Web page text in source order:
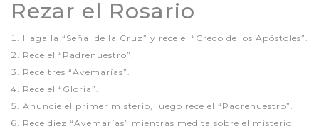
Rezar el Rosario
Haga la “Señal de la Cruz” y rece el “Credo de los Apóstoles”.
Rece el “Padrenuestro”.
Rece tres “Avemarías”.
Rece el “Gloria”.
Anuncie el primer misterio, luego rece el “Padrenuestro”.
Rece diez “Avemarías” mientras medita sobre el misterio.